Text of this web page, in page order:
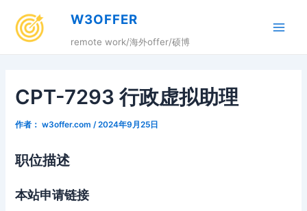
W3OFFER
remote work/海外offer/硕博
CPT-7293 行政虚拟助理
作者： w3offer.com /2024年9月25日
职位描述
本站申请链接